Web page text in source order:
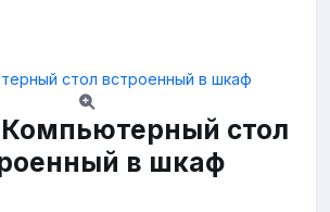
стол
в шкаф